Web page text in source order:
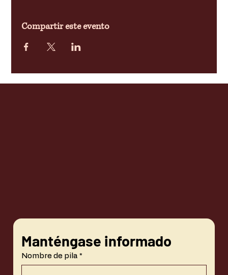
Compartir este evento
Manténgase informado
Nombre de pila *